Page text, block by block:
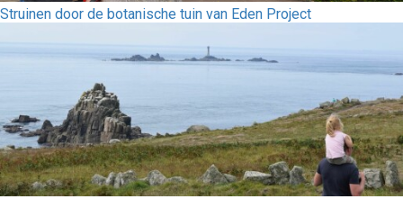
Struinen door de botanische tuin van Eden Project